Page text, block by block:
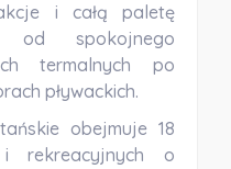
i całą paletę
od spokojnego
termalnych po
pływackich.
obejmuje 18
i rekreacyjnych o